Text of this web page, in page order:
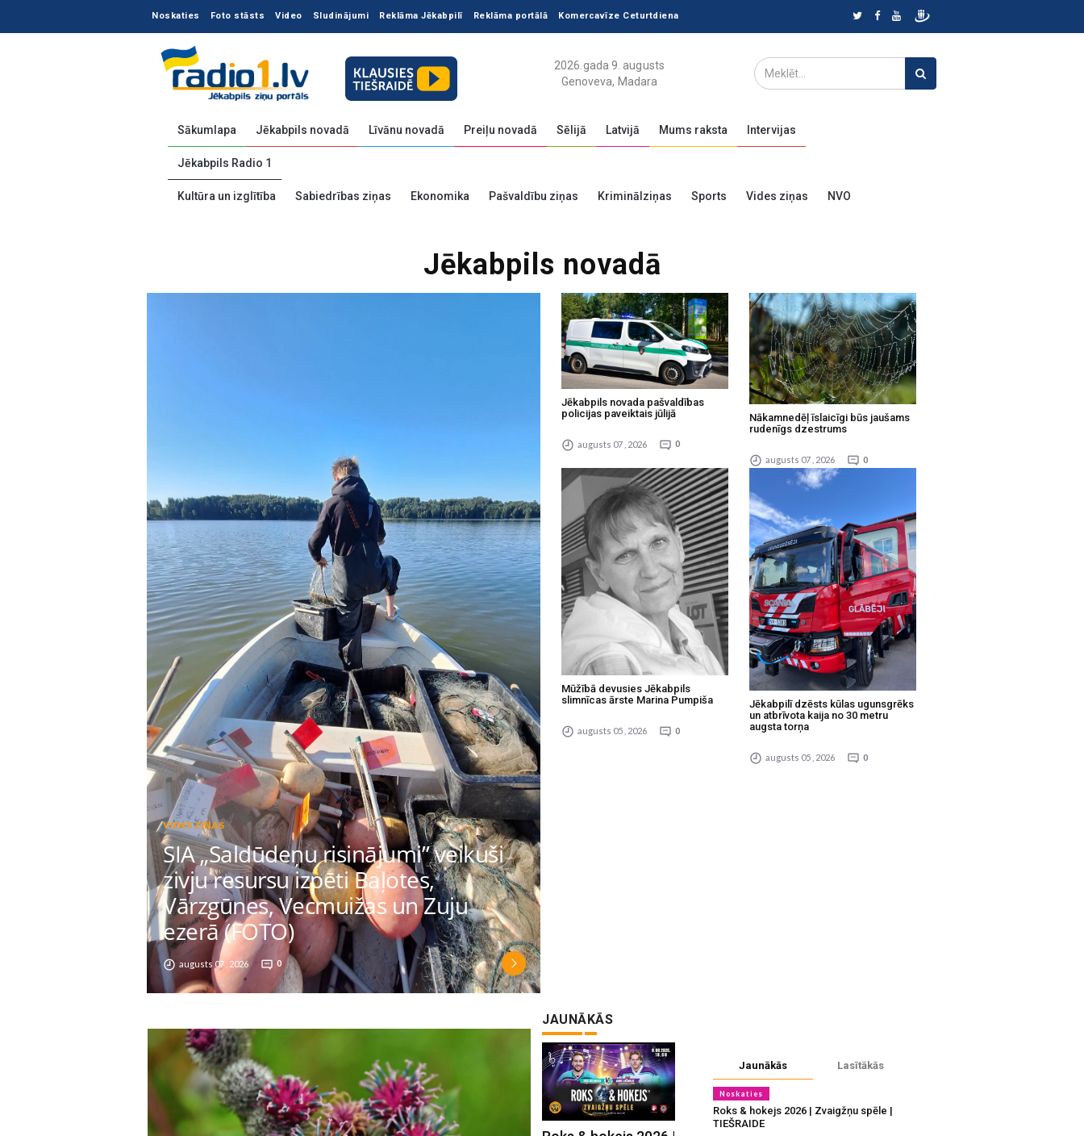
Noskaties Foto stāsts Video Sludinājumi Reklāma Jēkabpilī Reklāma portālā Komercavīze Ceturtdiena
2026.gada 9. augusts
Genoveva, Madara
Sākumlapa Jēkabpils novadā Līvānu novadā Preiļu novadā Sēlijā Latvijā Mums raksta Intervijas
Jēkabpils Radio 1
Kultūra un izglītība Sabiedrības ziņas Ekonomika Pašvaldību ziņas Kriminālziņas Sports Vides ziņas NVO
Jēkabpils novadā
VIDES ZIŅAS
SIA „Saldūdeņu risinājumi” veikuši
zivju resursu izpēti Baļotes,
Vārzgūnes, Vecmuižas un Zuju
ezerā (FOTO)
augusts 07 , 2026 0
Jēkabpils novada pašvaldības
policijas paveiktais jūlijā
augusts 07 , 2026 0
Nākamnedēļ īslaicīgi būs jaušams
rudenīgs dzestrums
augusts 07 , 2026 0
Mūžībā devusies Jēkabpils
slimnīcas ārste Marina Pumpiša
augusts 05 , 2026 0
Jēkabpilī dzēsts kūlas ugunsgrēks
un atbrīvota kaija no 30 metru
augsta torņa
augusts 05 , 2026 0
JAUNĀKĀS
Jaunākās Lasītākās
Noskaties
Roks & hokejs 2026 | Zvaigžņu spēle |
TIEŠRAIDE